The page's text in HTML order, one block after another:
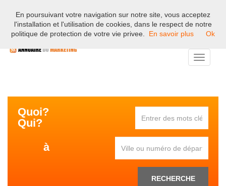
Bienvenue sur l'annuaire professionnel du marketing et de la
communication en France.
Toggle
Quoi?
Qui?
à
RECHERCHE
En poursuivant votre navigation sur notre site, vous acceptez
l'installation et l'utilisation de cookies, dans le respect de notre
politique de protection de votre vie privee.
En savoir plus Ok